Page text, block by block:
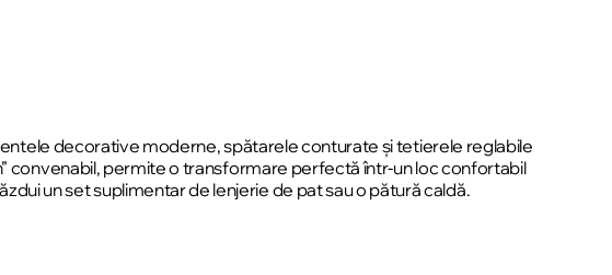
decorative moderne, spătarele conturate și tetierele reglabile
convenabil, permite o transformare perfectă într-un loc confortabil
un set suplimentar de lenjerie de pat sau o pătură caldă.